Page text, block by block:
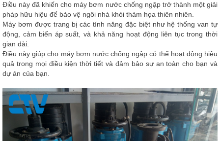
Điều này đã khiến cho máy bơm nước chống ngập trở thành một giải
pháp hữu hiệu để bảo vệ ngôi nhà khỏi thảm họa thiên nhiên.
Máy bơm được trang bị các tính năng đặc biệt như hệ thống van tự
động, cảm biến áp suất, và khả năng hoạt động liên tục trong thời
gian dài.
Điều này giúp cho máy bơm nước chống ngập có thể hoạt động hiệu
quả trong mọi điều kiện thời tiết và đảm bảo sự an toàn cho bạn và
dự án của bạn.